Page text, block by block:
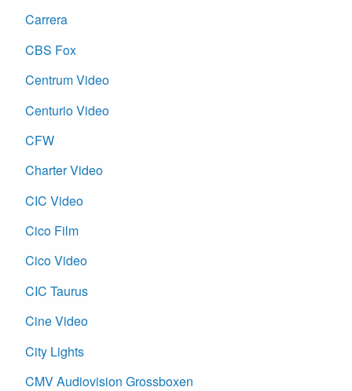
Carrera
CBS Fox
Centrum Video
Centurio Video
CFW
Charter Video
CIC Video
Cico Film
Cico Video
CIC Taurus
Cine Video
City Lights
CMV Audiovision Grossboxen